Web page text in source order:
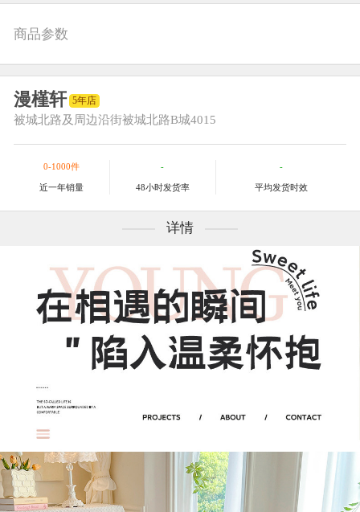
商品参数
漫槿轩 5年店
被城北路及周边沿街被城北路B城4015
0-1000件
近一年销量
-
48小时发货率
-
平均发货时效
详情